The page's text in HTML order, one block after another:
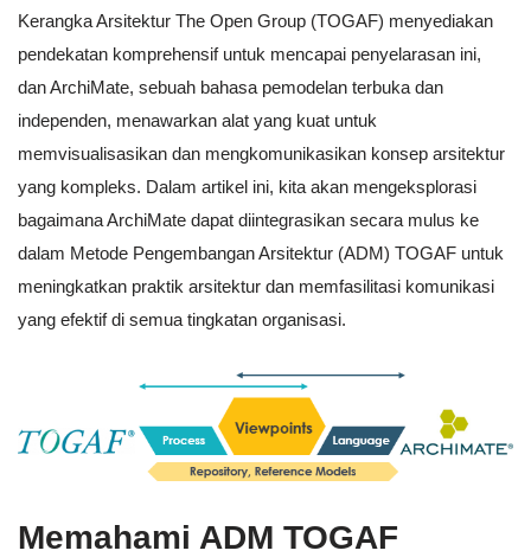
Kerangka Arsitektur The Open Group (TOGAF) menyediakan
pendekatan komprehensif untuk mencapai penyelarasan ini,
dan ArchiMate, sebuah bahasa pemodelan terbuka dan
independen, menawarkan alat yang kuat untuk
memvisualisasikan dan mengkomunikasikan konsep arsitektur
yang kompleks. Dalam artikel ini, kita akan mengeksplorasi
bagaimana ArchiMate dapat diintegrasikan secara mulus ke
dalam Metode Pengembangan Arsitektur (ADM) TOGAF untuk
meningkatkan praktik arsitektur dan memfasilitasi komunikasi
yang efektif di semua tingkatan organisasi.
Memahami ADM TOGAF